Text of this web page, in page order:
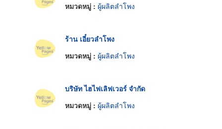
หมวดหมู่ : ผู้ผลิตลำโพง
ร้าน เอี๋ยวลำโพง
หมวดหมู่ : ผู้ผลิตลำโพง
บริษัท ไฮไฟเลิฟเวอร์ จำกัด
หมวดหมู่ : ผู้ผลิตลำโพง